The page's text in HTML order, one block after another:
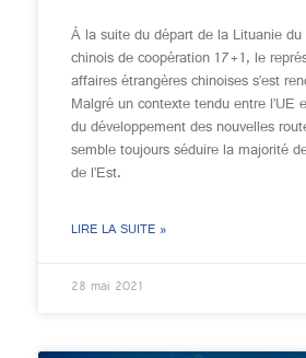
À la suite du départ de la Lituanie
chinois de coopération 17+1, le
affaires étrangères chinoises s’est
Malgré un contexte tendu entre l’UE
du développement des nouvelles
semble toujours séduire la majorité
de l’Est.
LIRE LA SUITE »
28 mai 2021